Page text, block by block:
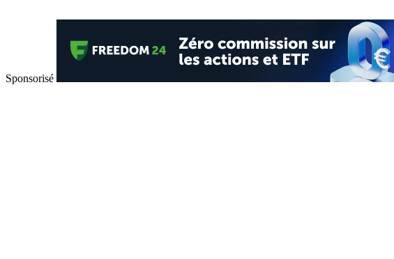
Sponsorisé